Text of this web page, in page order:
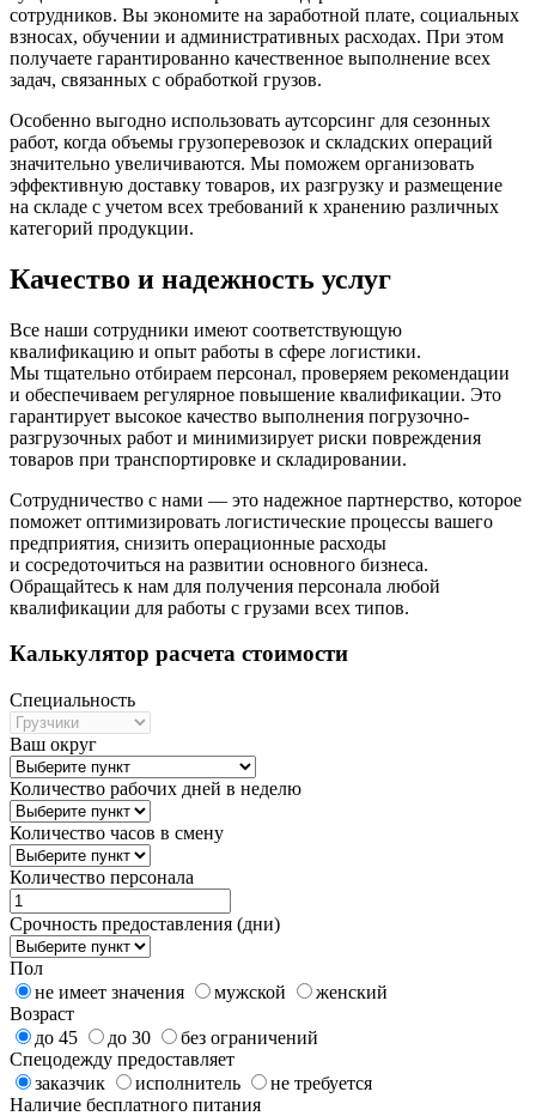
сотрудников. Вы экономите на заработной плате, социальных
взносах, обучении и административных расходах. При этом
получаете гарантированно качественное выполнение всех
задач, связанных с обработкой грузов.
Особенно выгодно использовать аутсорсинг для сезонных
работ, когда объемы грузоперевозок и складских операций
значительно увеличиваются. Мы поможем организовать
эффективную доставку товаров, их разгрузку и размещение
на складе с учетом всех требований к хранению различных
категорий продукции.
Качество и надежность услуг
Все наши сотрудники имеют соответствующую
квалификацию и опыт работы в сфере логистики.
Мы тщательно отбираем персонал, проверяем рекомендации
и обеспечиваем регулярное повышение квалификации. Это
гарантирует высокое качество выполнения погрузочно-
разгрузочных работ и минимизирует риски повреждения
товаров при транспортировке и складировании.
Сотрудничество с нами — это надежное партнерство, которое
поможет оптимизировать логистические процессы вашего
предприятия, снизить операционные расходы
и сосредоточиться на развитии основного бизнеса.
Обращайтесь к нам для получения персонала любой
квалификации для работы с грузами всех типов.
Калькулятор расчета стоимости
Специальность
Ваш округ
Количество рабочих дней в неделю
Количество часов в смену
Количество персонала
Срочность предоставления (дни)
Пол
не имеет значения
мужской
женский
Возраст
до 45
до 30
без ограничений
Спецодежду предоставляет
заказчик
исполнитель
не требуется
Наличие бесплатного питания